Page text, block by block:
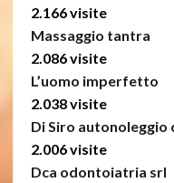
2.166 visite
Massaggio tantra
2.086 visite
L’uomo imperfetto
2.038 visite
Di Siro autonoleggio
2.006 visite
Dca odontoiatria srl